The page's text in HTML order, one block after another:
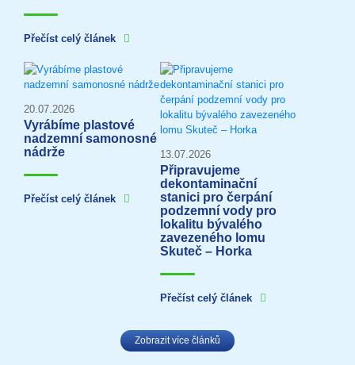
Přečíst celý článek
20.07.2026
Vyrábíme plastové
nadzemní samonosné
nádrže
Přečíst celý článek
13.07.2026
Připravujeme
dekontaminační
stanici pro čerpání
podzemní vody pro
lokalitu bývalého
zavezeného lomu
Skuteč – Horka
Přečíst celý článek
Zobrazit více článků